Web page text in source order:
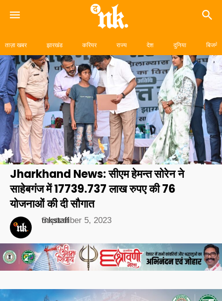
ताज़ा खबर झारखंड करियर राज्य देश दुनिया बिजनेस
Jharkhand News: सीएम हेमन्त सोरेन ने
साहेबगंज में 17739.737 लाख रुपए की 76
योजनाओं की दी सौगात
tnkstaff
September 5, 2023